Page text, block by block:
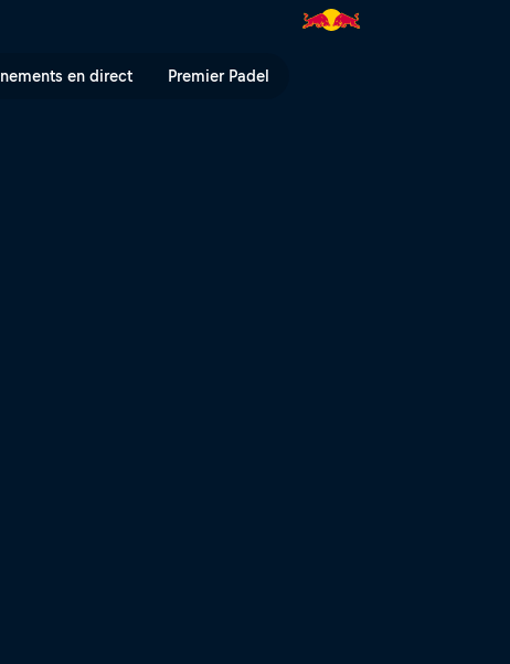
en direct Premier Padel
| Red Bull TV